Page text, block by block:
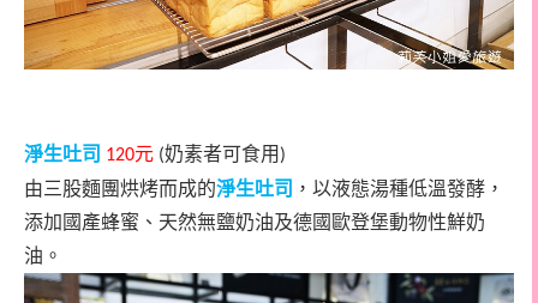
淨生吐司 120元 (奶素者可食用 )
由三股麵團烘烤而成的淨生吐司 ，以液態湯種低溫發酵，
添加國產蜂蜜、天然無鹽奶油及德國歐登堡動物性鮮奶
油。